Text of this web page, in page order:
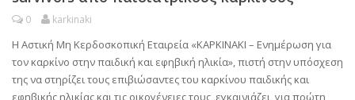
0 karkinaki
Η Αστική Μη Κερδοσκοπική Εταιρεία «ΚΑΡΚΙΝΑΚΙ – Ενημέρωση για
τον καρκίνο στην παιδική και εφηβική ηλικία», πιστή στην υπόσχεση
της να στηρίζει τους επιβιώσαντες του καρκίνου παιδικής και
εφηβικής ηλικίας και τις οικογένειες τους, εγκαινιάζει, για πρώτη